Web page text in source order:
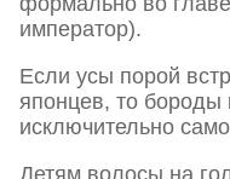
император).
Если усы порой
японцев, то бороды
исключительно
Детям волосы на